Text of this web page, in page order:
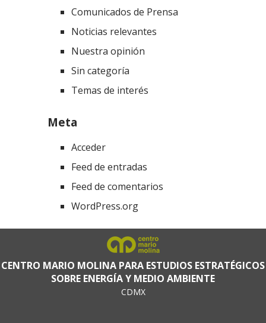
Comunicados de Prensa
Noticias relevantes
Nuestra opinión
Sin categoría
Temas de interés
Meta
Acceder
Feed de entradas
Feed de comentarios
WordPress.org
CENTRO MARIO MOLINA PARA ESTUDIOS ESTRATÉGICOS
SOBRE ENERGÍA Y MEDIO AMBIENTE
CDMX